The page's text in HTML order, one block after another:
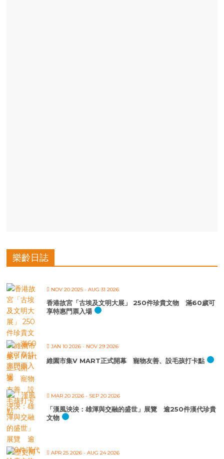
樂齡日誌
NOV 20 2025 - AUG 31 2026
香港故宮「古埃及文明大展」 250件珍貴文物 滿60歲可
享特惠門票入場
JAN 10 2026 - NOV 29 2026
維園市集V MART正式開幕 寵物友善、設毛孩打卡點
MAR 20 2026 - SEP 20 2026
「漢風泱泱：雄渾與交融的盛世」展覽 逾250件漢代珍貴
文物
APR 25 2026 - AUG 24 2026